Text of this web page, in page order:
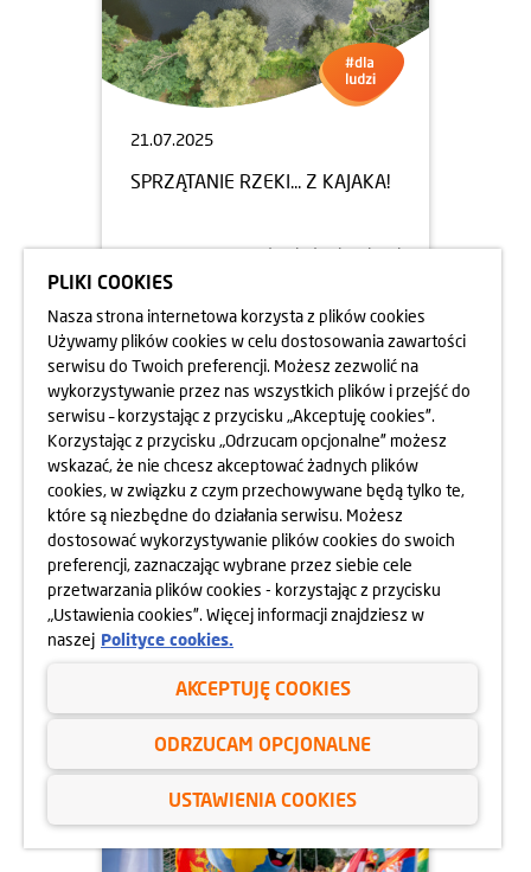
21.07.2025
SPRZĄTANIE RZEKI... Z KAJAKA!
dowiedz się więcej
14.07.2025
CYRKOPOLE, CZYLI TRZY
CYRKOWE DNI NA PSIM POLU
dowiedz się więcej
PLIKI COOKIES
Nasza strona internetowa korzysta z plików cookies
Używamy plików cookies w celu dostosowania zawartości
serwisu do Twoich preferencji. Możesz zezwolić na
wykorzystywanie przez nas wszystkich plików i przejść do
serwisu – korzystając z przycisku „Akceptuję cookies”.
Korzystając z przycisku „Odrzucam opcjonalne” możesz
wskazać, że nie chcesz akceptować żadnych plików
cookies, w związku z czym przechowywane będą tylko te,
które są niezbędne do działania serwisu. Możesz
dostosować wykorzystywanie plików cookies do swoich
preferencji, zaznaczając wybrane przez siebie cele
przetwarzania plików cookies - korzystając z przycisku
„Ustawienia cookies”. Więcej informacji znajdziesz w
naszej Polityce cookies.
AKCEPTUJĘ COOKIES
ODRZUCAM OPCJONALNE
USTAWIENIA COOKIES